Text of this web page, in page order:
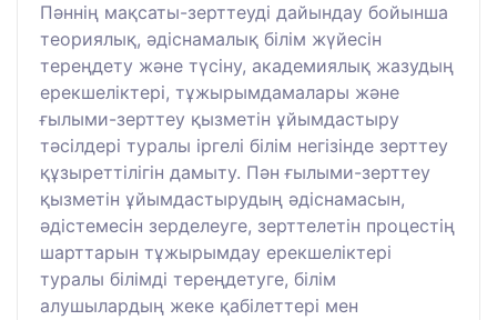
Пәннің мақсаты-зерттеуді дайындау бойынша
теориялық, әдіснамалық білім жүйесін
тереңдету және түсіну, академиялық жазудың
ерекшеліктері, тұжырымдамалары және
ғылыми-зерттеу қызметін ұйымдастыру
тәсілдері туралы іргелі білім негізінде зерттеу
құзыреттілігін дамыту. Пән ғылыми-зерттеу
қызметін ұйымдастырудың әдіснамасын,
әдістемесін зерделеуге, зерттелетін процестің
шарттарын тұжырымдау ерекшеліктері
туралы білімді тереңдетуге, білім
алушылардың жеке қабілеттері мен